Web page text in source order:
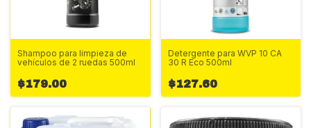
Shampoo para limpieza de
vehículos de 2 ruedas 500ml
$179.00
Detergente para WVP 10 CA
30 R Eco 500ml
$127.60